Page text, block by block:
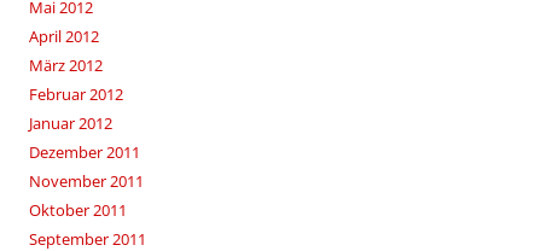
Mai 2012
April 2012
März 2012
Februar 2012
Januar 2012
Dezember 2011
November 2011
Oktober 2011
September 2011